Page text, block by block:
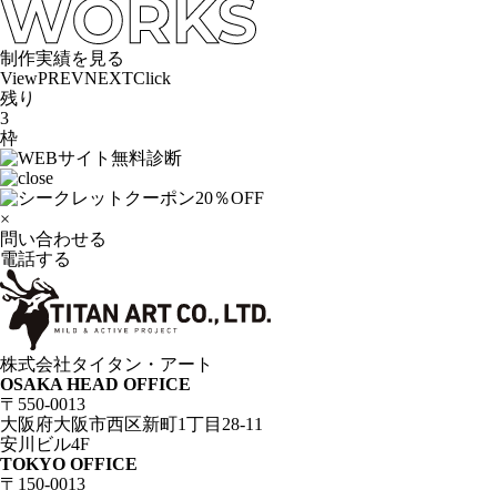
制作実績を見る
ViewPREVNEXTClick
残り
3
枠
×
問い合わせる
電話する
株式会社タイタン・アート
OSAKA HEAD OFFICE
〒550-0013
大阪府大阪市西区新町1丁目28-11
安川ビル4F
TOKYO OFFICE
〒150-0013